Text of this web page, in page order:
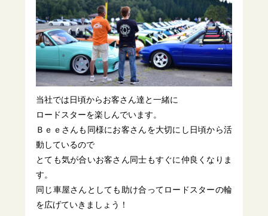
当社では日頃からお客さん達と一緒に
ロードスターを楽しんでいます。
Ｂｅｅさんも同様にお客さんを大切にし日頃から活
動しているので
とても気が合いお客さん同士もすぐに仲良くなりま
す。
同じ車屋さんとしても助け合ってロードスターの輪
を広げていきましょう！